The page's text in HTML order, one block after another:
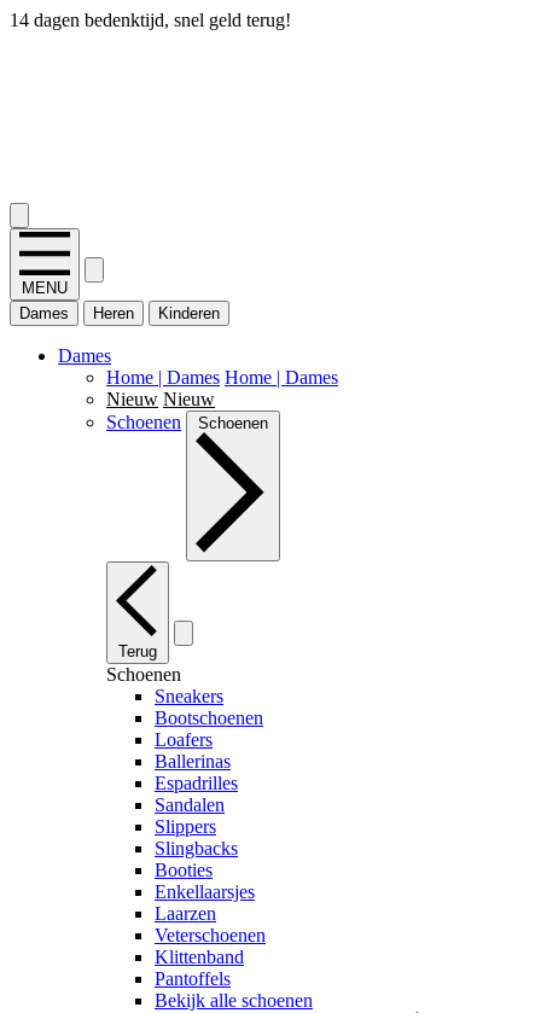
14 dagen bedenktijd, snel geld terug!
MENU
Dames
Heren Kinderen
Dames
Home | Dames Home | Dames
Nieuw Nieuw
Schoenen
Schoenen
Terug
Schoenen
Sneakers
Bootschoenen
Loafers
Ballerinas
Espadrilles
Sandalen
Slippers
Slingbacks
Booties
Enkellaarsjes
Laarzen
Veterschoenen
Klittenband
Pantoffels
Bekijk alle schoenen